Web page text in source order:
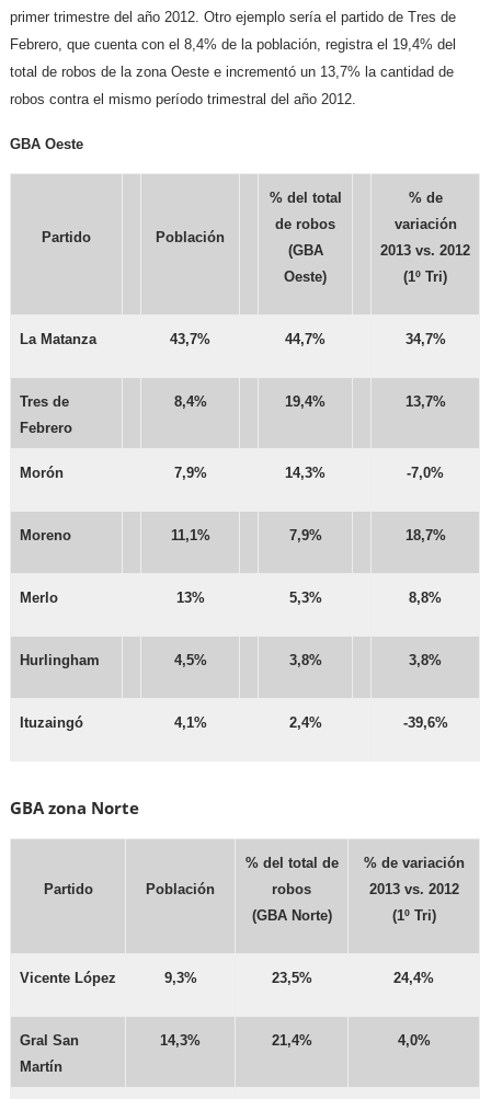
primer trimestre del año 2012. Otro ejemplo sería el partido de Tres de
Febrero, que cuenta con el 8,4% de la población, registra el 19,4% del
total de robos de la zona Oeste e incrementó un 13,7% la cantidad de
robos contra el mismo período trimestral del año 2012.
GBA Oeste
Partido Población
% del total
de robos
(GBA
Oeste)
% de
variación
2013 vs. 2012
(1º Tri)
La Matanza 43,7% 44,7% 34,7%
Tres de
Febrero
8,4% 19,4% 13,7%
Morón 7,9% 14,3% -7,0%
Moreno 11,1% 7,9% 18,7%
Merlo 13% 5,3% 8,8%
Hurlingham 4,5% 3,8% 3,8%
Ituzaingó 4,1% 2,4% -39,6%
GBA zona Norte
Partido Población
% del total de
robos
(GBA Norte)
% de variación
2013 vs. 2012
(1º Tri)
Vicente López 9,3% 23,5% 24,4%
Gral San
Martín
14,3% 21,4% 4,0%